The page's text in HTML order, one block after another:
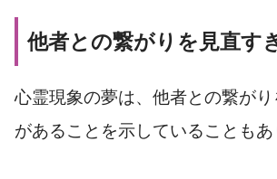
他者との繋がりを見直す
心霊現象の夢は、他者との繋が
があることを示していることもあ